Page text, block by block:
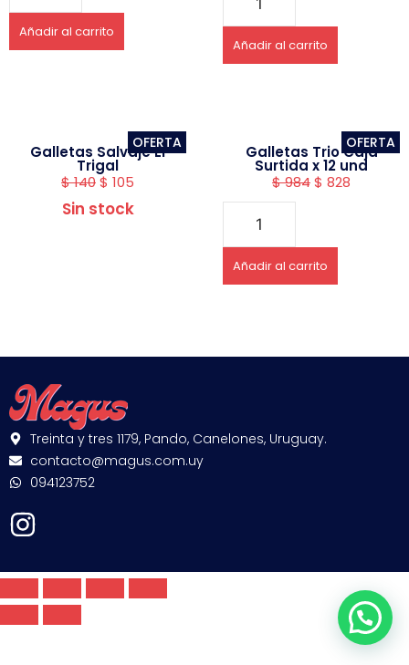
Añadir al carrito
Añadir al carrito
OFERTA
Galletas Salvaje El
Trigal
$140$ 105
Sin stock
OFERTA
Galletas Trio Caja
Surtida x 12 und
$984$ 828
Añadir al carrito
Treinta y tres 1179, Pando, Canelones, Uruguay.
contacto@magus.com.uy
094123752